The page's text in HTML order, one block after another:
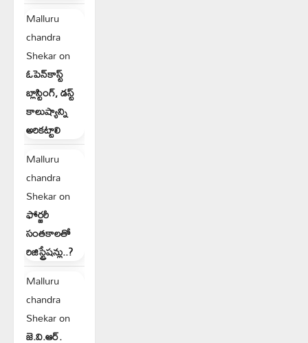
Malluru
chandra
Shekaron
ఓపెన్‌కాస్ట్
బ్లాస్టింగ్, డస్ట్
కాలుష్యాన్ని
అరికట్టాలి
Malluru
chandra
Shekaron
ఫోర్జరీ
సంతకాలతో
రిజిస్ట్రేషన్లు..?
Malluru
chandra
Shekaron
జె.వి.ఆర్.